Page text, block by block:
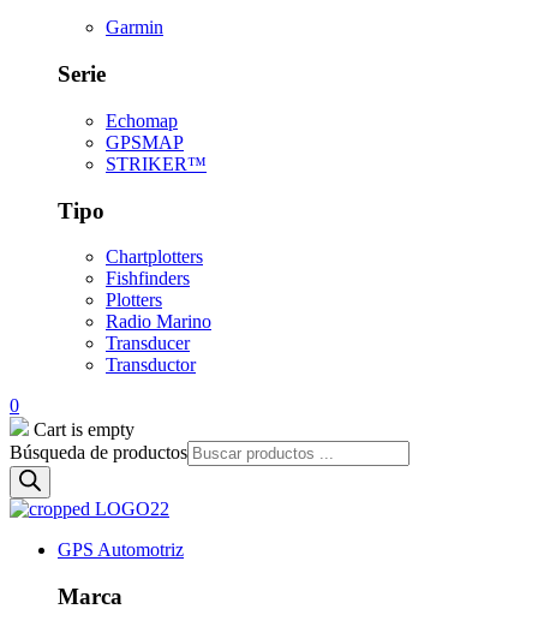
Garmin
Serie
Echomap
GPSMAP
STRIKER™
Tipo
Chartplotters
Fishfinders
Plotters
Radio Marino
Transducer
Transductor
0
Cart is empty
Búsqueda de productos
GPS Automotriz
Marca